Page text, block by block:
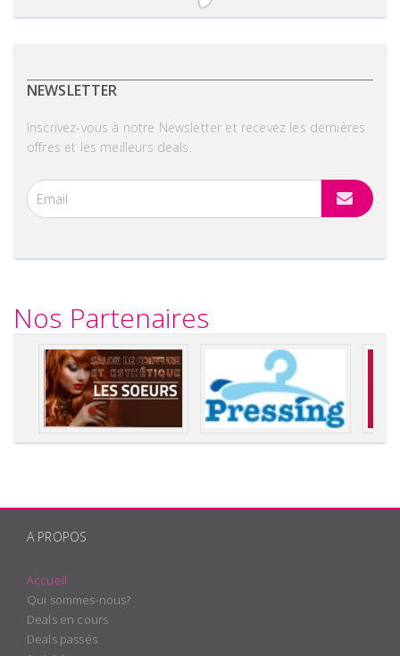
NEWSLETTER
Inscrivez-vous à notre Newsletter et recevez les dernières
offres et les meilleurs deals.
Nos Partenaires
A PROPOS
Accueil
Qui sommes-nous?
Deals en cours
Deals passés